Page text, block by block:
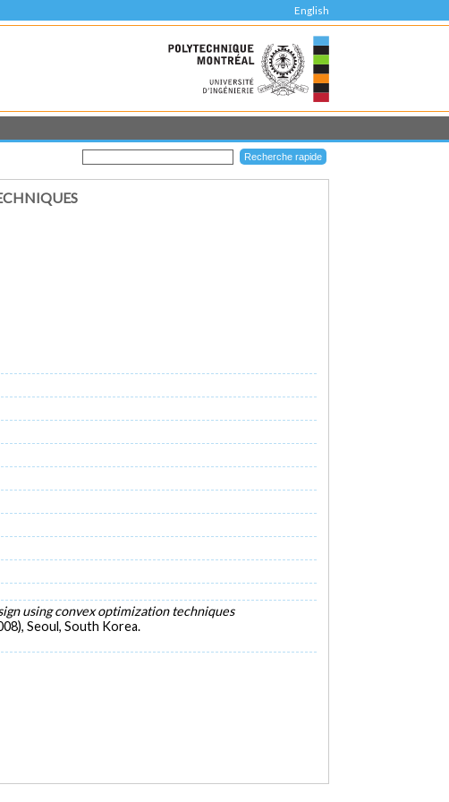
English
using convex optimization techniques
Seoul, South Korea.